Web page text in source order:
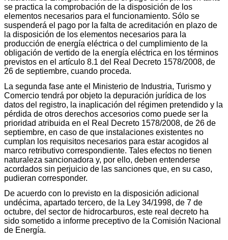
se practica la comprobación de la disposición de los
elementos necesarios para el funcionamiento. Sólo se
suspenderá el pago por la falta de acreditación en plazo de
la disposición de los elementos necesarios para la
producción de energía eléctrica o del cumplimiento de la
obligación de vertido de la energía eléctrica en los términos
previstos en el artículo 8.1 del Real Decreto 1578/2008, de
26 de septiembre, cuando proceda.
La segunda fase ante el Ministerio de Industria, Turismo y
Comercio tendrá por objeto la depuración jurídica de los
datos del registro, la inaplicación del régimen pretendido y la
pérdida de otros derechos accesorios como puede ser la
prioridad atribuida en el Real Decreto 1578/2008, de 26 de
septiembre, en caso de que instalaciones existentes no
cumplan los requisitos necesarios para estar acogidos al
marco retributivo correspondiente. Tales efectos no tienen
naturaleza sancionadora y, por ello, deben entenderse
acordados sin perjuicio de las sanciones que, en su caso,
pudieran corresponder.
De acuerdo con lo previsto en la disposición adicional
undécima, apartado tercero, de la Ley 34/1998, de 7 de
octubre, del sector de hidrocarburos, este real decreto ha
sido sometido a informe preceptivo de la Comisión Nacional
de Energía.